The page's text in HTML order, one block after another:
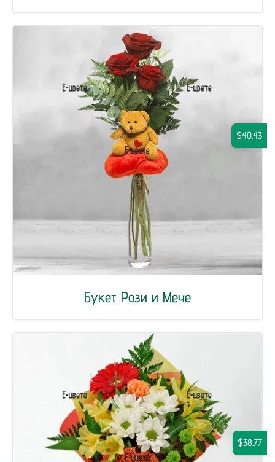
Букет Рози и Мече
$40.43
$38.77